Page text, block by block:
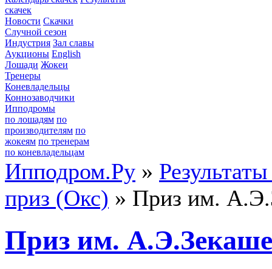
скачек
Новости Скачки
Случной сезон
Индустрия Зал славы
Аукционы English
Лошади Жокеи
Тренеры
Коневладельцы
Коннозаводчики
Ипподромы
по лошадям по
производителям по
жокеям по тренерам
по коневладельцам
Ипподром.Ру »
приз (Окс) » Приз им.
Приз им.